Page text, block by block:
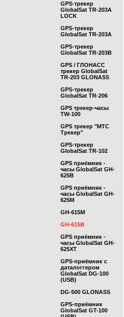
GPS-трекер
GlobalSat TR-203А
LOCK
GPS-трекер
GlobalSat TR-203А
GPS-трекер
GlobalSat TR-203B
GPS / ГЛОНАСС
трекер GlobalSat
TR-203 GLONASS
GPS-трекер
GlobalSat TR-206
GPS трекер-часы
TW-100
GPS трекер "МТС
Трекер"
GPS-трекер
GlobalSat TR-102
GPS приёмник -
часы GlobalSat GH-
625B
GPS приёмник -
часы GlobalSat GH-
625M
GH-615M
GH-615B
GPS приёмник -
часы GlobalSat GH-
625XT
GPS-приёмник с
даталоггером
GlobalSat DG-100
(USB)
DG-500 GLONASS
GPS-приёмник
GlobalSat GT-100